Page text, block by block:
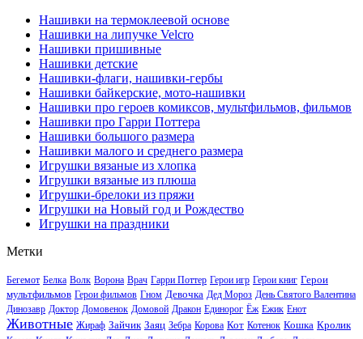
Нашивки на термоклеевой основе
Нашивки на липучке Velcro
Нашивки пришивные
Нашивки детские
Нашивки-флаги, нашивки-гербы
Нашивки байкерские, мото-нашивки
Нашивки про героев комиксов, мультфильмов, фильмов
Нашивки про Гарри Поттера
Нашивки большого размера
Нашивки малого и среднего размера
Игрушки вязаные из хлопка
Игрушки вязаные из плюша
Игрушки-брелоки из пряжи
Игрушки на Новый год и Рождество
Игрушки на праздники
Метки
Бегемот Белка Волк Ворона Врач Гарри Поттер Герои игр Герои книг Герои
мультфильмов Герои фильмов Гном Девочка Дед Мороз День Святого Валентина
Динозавр Доктор Домовенок Домовой Дракон Единорог Ёж Ежик Енот
Животные Жираф Зайчик Заяц Зебра Корова Кот Котенок Кошка Кролик